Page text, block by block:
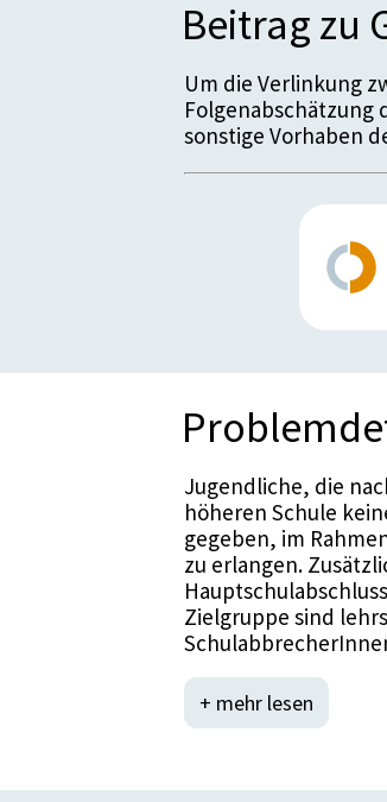
Beitrag zu
Um die Verlinkung
Folgenabschätzung
sonstige Vorhaben
Jugendliche, die
höheren Schule
gegeben, im
zu erlangen.
Zielgruppe sind
Das AMS ist gem.
der
+ mehr lesen